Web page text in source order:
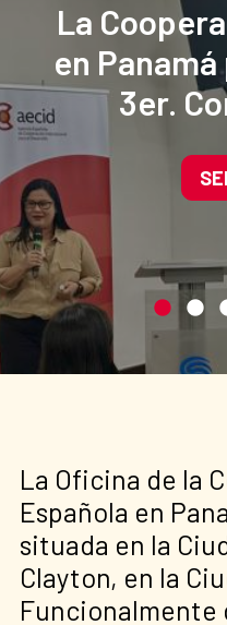
La
en
3er.
basadas
La Oficina de la
Española en
situada en la
Clayton, en la
Funcionalmente